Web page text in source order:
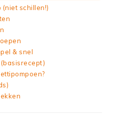
(niet schillen!)
& snel